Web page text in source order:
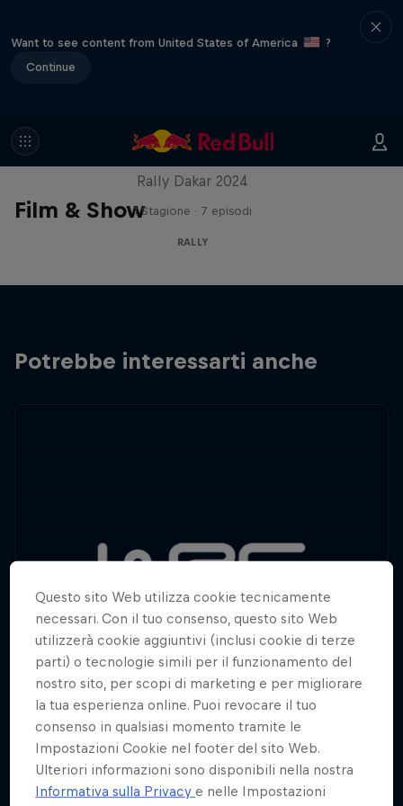
Want to see content from United States of America
?
Continue
Film & Show
In the Dust
Rally Dakar 2024
1 Stagione · 7 episodi
RALLY
Potrebbe interessarti anche
Il FIA World Rally Championship offre sfide
Up Front
Questo sito Web utilizza cookie tecnicamente
necessari. Con il tuo consenso, questo sito Web
utilizzerà cookie aggiuntivi (inclusi cookie di terze
parti) o tecnologie simili per il funzionamento del
nostro sito, per scopi di marketing e per migliorare
la tua esperienza online. Puoi revocare il tuo
consenso in qualsiasi momento tramite le
Impostazioni Cookie nel footer del sito Web.
Ulteriori informazioni sono disponibili nella nostra
Informativa sulla Privacye nelle Impostazioni